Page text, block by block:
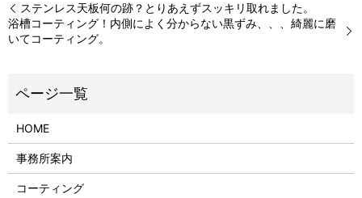
ステンレス天板何の跡？とりあえずスッキリ取れました。
浴槽コーティング！内側によく分からない黒ずみ、、、綺麗に磨
いてコーティング。
HOME
事務所案内
コーティング